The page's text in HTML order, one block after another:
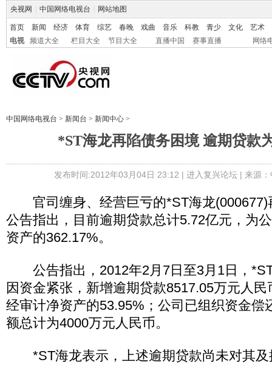
央视网 中国网络电视台 网站地图
首页 新闻 经济 体育 综艺 春晚 戏曲 音乐 科教 青少 文化
艺术
电视
频道大全 栏目大全 节目大全 直播中国 赛事直播 网络
中国网络电视台 > 新闻台 > 新闻中心 >
*ST海龙再陷债务困境 逾期贷款
发布时间:2012年03月04日 23:12 | 进入复兴论坛| 来源
官司缠身、经营巨亏的*ST海龙(000677)
公告指出，目前逾期贷款总计5.72亿元，为
资产的362.17%。
公告指出，2012年2月7日至3月1日，
因资金紧张，新增逾期贷款8517.05万元人
经审计净资产的53.95%；公司已组织资金偿
额总计为4000万元人民币。
*ST海龙表示，上述逾期贷款尚未对其及